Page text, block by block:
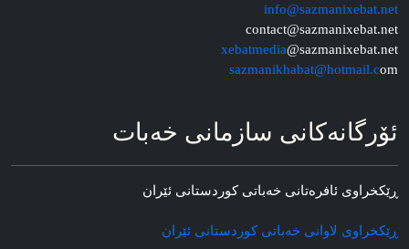
info@sazmanixebat.net
contact@sazmanixebat.net
xebatmedia@sazmanixebat.net
sazmanikhabat@hotmail.com
ئۆرگانه‌کانی سازمانی خه‌بات
ڕێکخراوی ئافره‌تانی خه‌باتی کوردستانی ئێران
ڕێکخراوی لاوانی خه‌باتی کوردستانی ئێران